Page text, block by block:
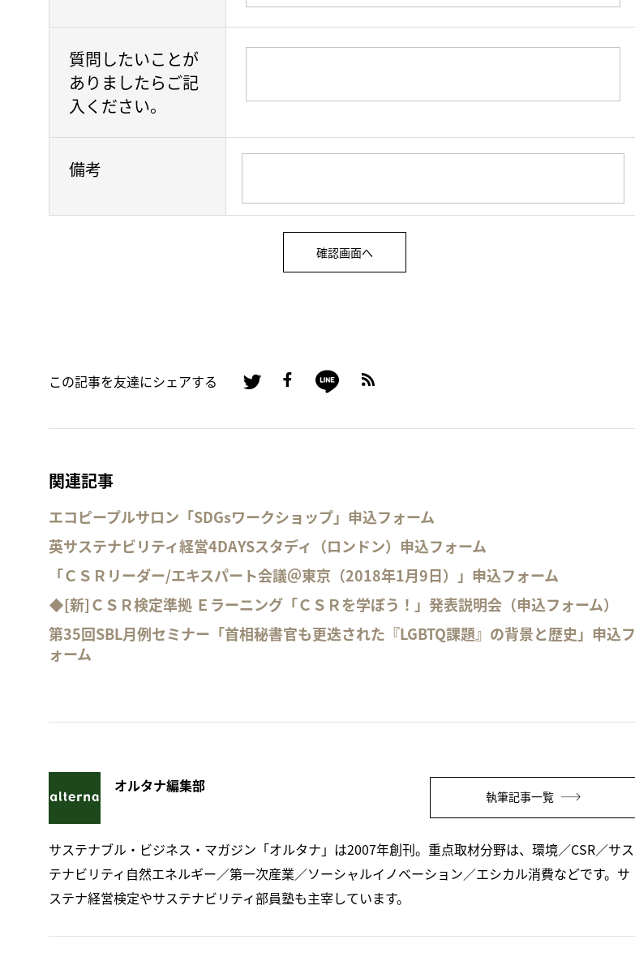
質問したいことが
ありましたらご記
入ください。
備考
この記事を友達にシェアする
関連記事
エコピープルサロン「SDGsワークショップ」申込フォーム
英サステナビリティ経営4DAYSスタディ（ロンドン）申込フォーム
「ＣＳＲリーダー/エキスパート会議＠東京（2018年1月9日）」申込フォーム
◆[新]ＣＳＲ検定準拠 Ｅラーニング「ＣＳＲを学ぼう！」発表説明会（申込フォーム）
第35回SBL月例セミナー「首相秘書官も更迭された『LGBTQ課題』の背景と歴史」申込フ
ォーム
オルタナ編集部
執筆記事一覧
サステナブル・ビジネス・マガジン「オルタナ」は2007年創刊。重点取材分野は、環境／CSR／サス
テナビリティ自然エネルギー／第一次産業／ソーシャルイノベーション／エシカル消費などです。サ
ステナ経営検定やサステナビリティ部員塾も主宰しています。